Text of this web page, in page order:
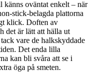
oväntat enkelt – när
stick-belagda plattorna
klick. Doften av
det är lätt att hälla ut
vare de halkskyddade
Det enda lilla
kan bli svåra att se i
öga på smeten.